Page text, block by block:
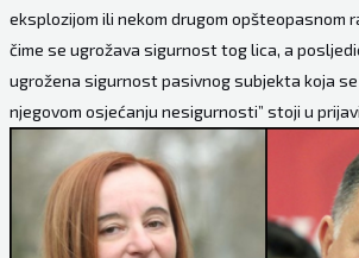
eksplozijom ili nekom drugom opšteopasnom
čime se ugrožava sigurnost tog lica, a
ugrožena sigurnost pasivnog subjekta koja
njegovom osjećanju nesigurnosti” stoji u